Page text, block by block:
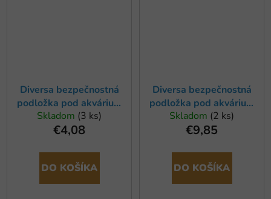
Diversa bezpečnostná
podložka pod akvárium
60x30cm
Skladom (3 ks)
€4,08
DO KOŠÍKA
Diversa bezpečnostná
podložka pod akvárium
120x50cm
Skladom (2 ks)
€9,85
DO KOŠÍKA